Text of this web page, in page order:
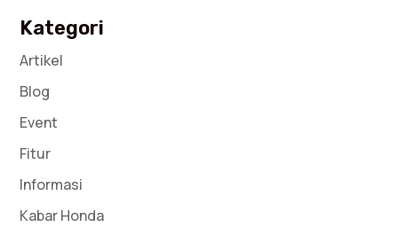
Kategori
Artikel
Blog
Event
Fitur
Informasi
Kabar Honda